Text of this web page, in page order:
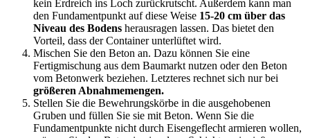
kein Erdreich ins Loch zurückrutscht. Außerdem kann man
den Fundamentpunkt auf diese Weise 15-20 cm über das
Niveau des Bodens herausragen lassen. Das bietet den
Vorteil, dass der Container unterlüftet wird.
Mischen Sie den Beton an. Dazu können Sie eine
Fertigmischung aus dem Baumarkt nutzen oder den Beton
vom Betonwerk beziehen. Letzteres rechnet sich nur bei
größeren Abnahmemengen.
Stellen Sie die Bewehrungskörbe in die ausgehobenen
Gruben und füllen Sie sie mit Beton. Wenn Sie die
Fundamentpunkte nicht durch Eisengeflecht armieren wollen,